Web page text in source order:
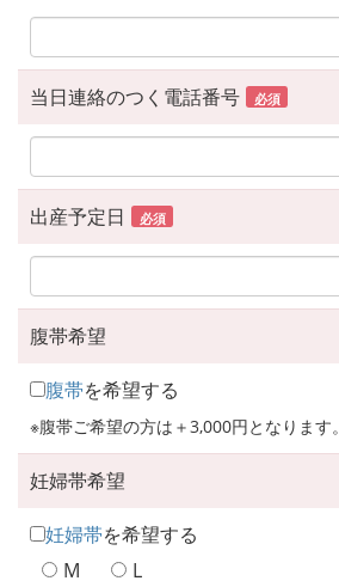
当日連絡のつく電話番号 必須
出産予定日 必須
腹帯希望
腹帯を希望する
※腹帯ご希望の方は＋3,000円となります。
妊婦帯希望
妊婦帯を希望する
M
L